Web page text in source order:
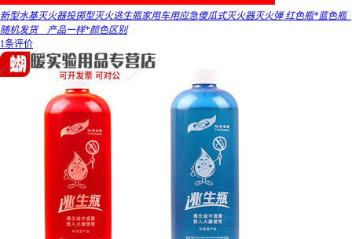
新型水基灭火器投掷型灭火逃生瓶家用车用应急傻瓜式灭火器灭火弹 红色瓶*蓝色瓶_
随机发货__产品一样*颜色区别
1条评价